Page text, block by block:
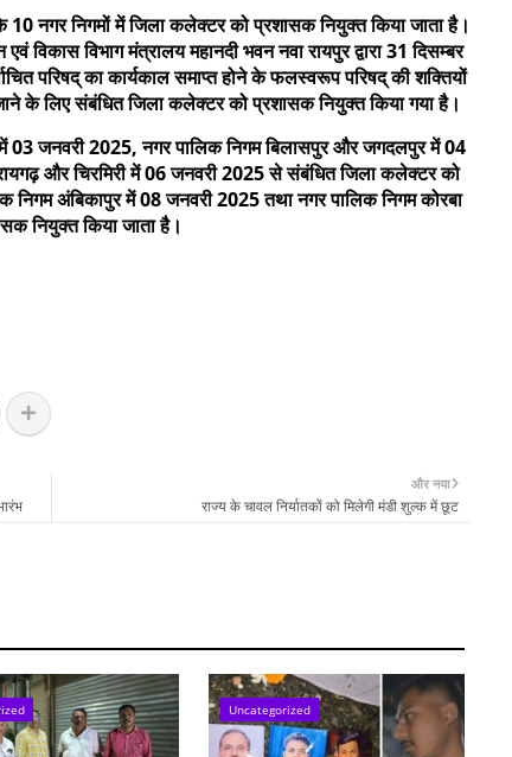
10 नगर निगमों में जिला कलेक्टर को प्रशासक नियुक्त किया जाता है।
विभाग मंत्रालय महानदी भवन नवा रायपुर द्वारा 31 दिसम्बर
परिषद् का कार्यकाल समाप्त होने के फलस्वरूप परिषद् की शक्तियों
के लिए संबंधित जिला कलेक्टर को प्रशासक नियुक्त किया गया है।
03 जनवरी 2025, नगर पालिक निगम बिलासपुर और जगदलपुर में 04
और चिरमिरी में 06 जनवरी 2025 से संबंधित जिला कलेक्टर को
निगम अंबिकापुर में 08 जनवरी 2025 तथा नगर पालिक निगम कोरबा
नियुक्त किया जाता है।
और नया
राज्य के चावल निर्यातकों को मिलेगी मंडी शुल्क में छूट
Uncategorized